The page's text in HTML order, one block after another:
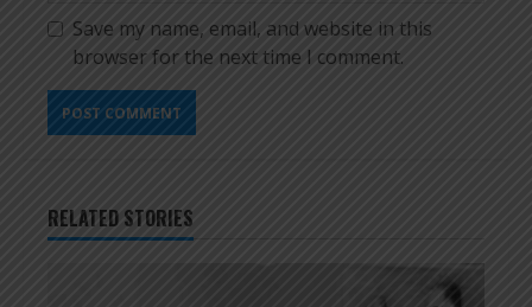
Save my name, email, and website in this
browser for the next time I comment.
RELATED STORIES